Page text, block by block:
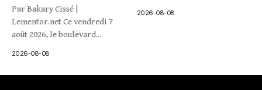
Par Bakary Cissé |
Lementor.net Ce vendredi 7
août 2026, le boulevard...
2026-08-08
2026-08-08